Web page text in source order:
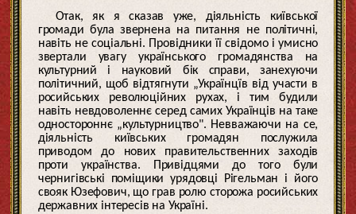
Отак, як я сказав уже, діяльність київської
громади була звернена на питання не політичні,
навіть не соціальні. Провідники її свідомо і умисно
звертали увагу українського громадянства на
культурний і науковий бік справи, занехуючи
політичний, щоб відтягнути „Українцїв від участи в
росийських революційних рухах, і тим будили
навіть невдоволеннє серед самих Українців на таке
одностороннє „культурництво". Невважаючи на се,
діяльність київських громадян послужила
приводом до нових правительственних заходів
проти українства. Привідцями до того були
чернигівські поміщики урядовці Рігельман і його
свояк Юзефович, що грав ролю сторожа росийських
державних інтересів на Україні.